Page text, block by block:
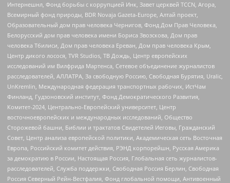
Интернешнл, Фонд борьбы с коррупцией Инк, Завет церквей TCCN, Агора,
Всемирный фонд природы, BDR Novaja Gazeta-Europe, Алтай проект,
Образовательный дом прав человека Чернигов, Фонд Дом Прав Человека,
Белорусский дом прав человека имени Бориса Звозскова, Дом прав
человека Тбилиси, Дом прав человека Ереван, Дом прав человека Крым,
Центр дикого лосося, TVR Studios, ТВ Дождь, Центр европейских
исследований им Вилфрида Мартенса, Сетевое объединение журналистов
расследователей, АЛЛАТРА, За свободную Россию, Свободная Бурятия, Uralic,
UnKremlin, Международная федерация транспортных рабочих, ИстЧам
Финланд, Гудзоновский институт, Фонд Демократического Развития,
Комитет-2024, Центрально-Европейский университет, Центр
восточноевропейских и международных исследований, Общество
Сторожевой башни, Библии и трактатов Свидетелей Иеговы, Гражданский
Совет, Центр анализа европейской политики, Академическая сеть Восточная
Европа, Российский комитет действия, РЭНД корпорейшн, Русская Америка
за демократию в России, Настоящая Россия, Глобальная сеть журналистов-
расследователей, Служба поддержки, Свободная Россия Берлин, Свободная
Россия Северный Рейн-Вестфалия, Фонд глобальной помощи, Антивоенный